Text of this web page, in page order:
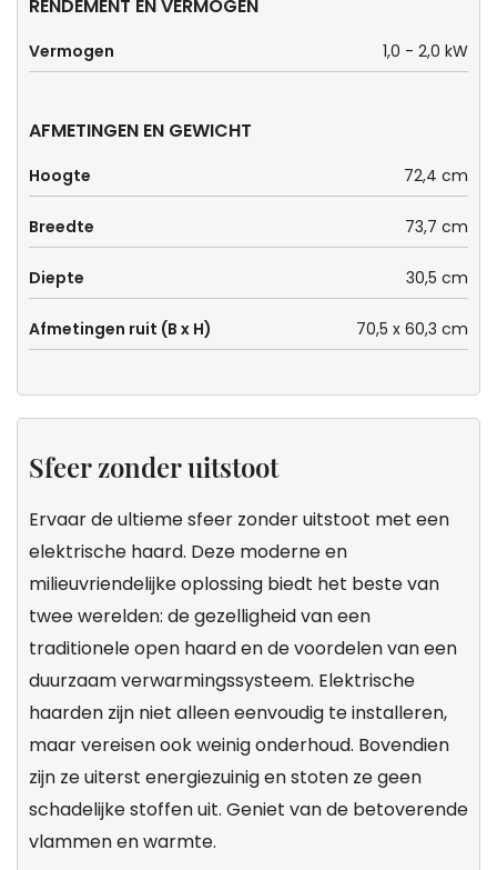
RENDEMENT EN VERMOGEN
Vermogen 1,0 - 2,0 kW
AFMETINGEN EN GEWICHT
Hoogte 72,4 cm
Breedte 73,7 cm
Diepte 30,5 cm
Afmetingen ruit (B x H) 70,5 x 60,3 cm
Sfeer zonder uitstoot
Ervaar de ultieme sfeer zonder uitstoot met een
elektrische haard. Deze moderne en
milieuvriendelijke oplossing biedt het beste van
twee werelden: de gezelligheid van een
traditionele open haard en de voordelen van een
duurzaam verwarmingssysteem. Elektrische
haarden zijn niet alleen eenvoudig te installeren,
maar vereisen ook weinig onderhoud. Bovendien
zijn ze uiterst energiezuinig en stoten ze geen
schadelijke stoffen uit. Geniet van de betoverende
vlammen en warmte.